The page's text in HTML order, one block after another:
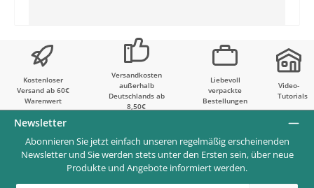
Kostenloser
Versand ab 60€
Warenwert
Versandkosten
außerhalb
Deutschlands ab
8,50€
Liebevoll
verpackte
Bestellungen
Video-
Tutorials
Newsletter
Abonnieren Sie jetzt einfach unseren regelmäßig erscheinenden
Newsletter und Sie werden stets unter den Ersten sein, über neue
Produkte und Angebote informiert werden.